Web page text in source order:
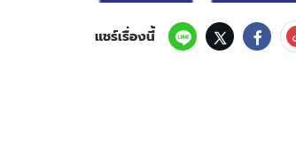
แชร์เรื่องนี้